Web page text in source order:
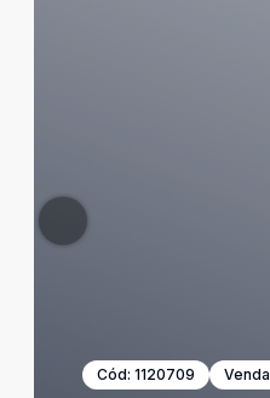
Cód: 1120709 Venda